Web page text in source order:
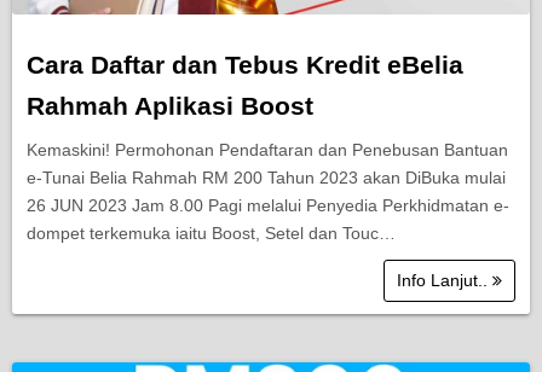
Cara Daftar dan Tebus Kredit eBelia
Rahmah Aplikasi Boost
Kemaskini! Permohonan Pendaftaran dan Penebusan Bantuan
e-Tunai Belia Rahmah RM 200 Tahun 2023 akan DiBuka mulai
26 JUN 2023 Jam 8.00 Pagi melalui Penyedia Perkhidmatan e-
dompet terkemuka iaitu Boost, Setel dan Touc…
Info Lanjut..